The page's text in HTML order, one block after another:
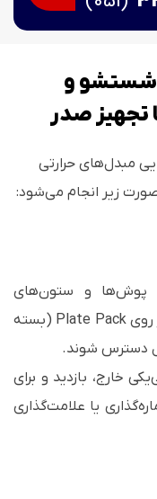
شستشو و
تجهیز صدر
مبدل‌های حرارتی
زیر انجام می‌شود:
پوش‌ها و ستون‌های
نگهدارنده فریم باز می‌شوند تا فشار از روی Plate Pack (بسته
دسترس شوند.
خارج، بازدید و برای
یا علامت‌گذاری